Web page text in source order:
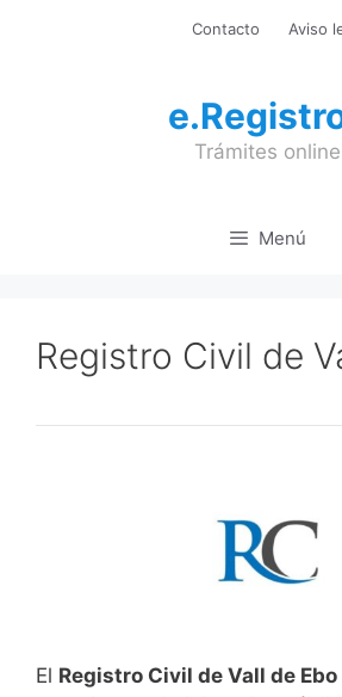
Contacto Aviso
Trámites online
Menú
Registro Civil de
El Registro Civil de Vall de Ebo